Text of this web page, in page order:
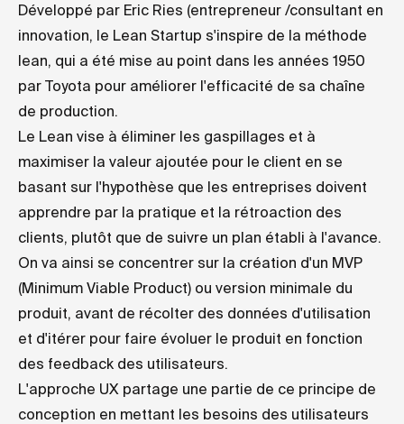
Développé par Eric Ries (entrepreneur /consultant en
innovation, le Lean Startup s'inspire de la méthode
lean, qui a été mise au point dans les années 1950
par Toyota pour améliorer l'efficacité de sa chaîne
de production.
Le Lean vise à éliminer les gaspillages et à
maximiser la valeur ajoutée pour le client en se
basant sur l'hypothèse que les entreprises doivent
apprendre par la pratique et la rétroaction des
clients, plutôt que de suivre un plan établi à l'avance.
On va ainsi se concentrer sur la création d'un MVP
(Minimum Viable Product) ou version minimale du
produit, avant de récolter des données d'utilisation
et d'itérer pour faire évoluer le produit en fonction
des feedback des utilisateurs.
L'approche UX partage une partie de ce principe de
conception en mettant les besoins des utilisateurs